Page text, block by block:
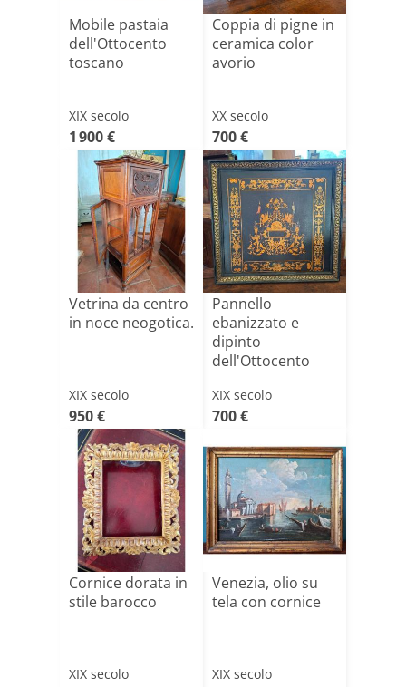
Mobile pastaia
dell'Ottocento
toscano
XIX secolo
1 900 €
Coppia di pigne in
ceramica color
avorio
XX secolo
700 €
Vetrina da centro
in noce neogotica.
XIX secolo
950 €
Pannello
ebanizzato e
dipinto
dell'Ottocento
XIX secolo
700 €
Cornice dorata in
stile barocco
XIX secolo
Venezia, olio su
tela con cornice
XIX secolo